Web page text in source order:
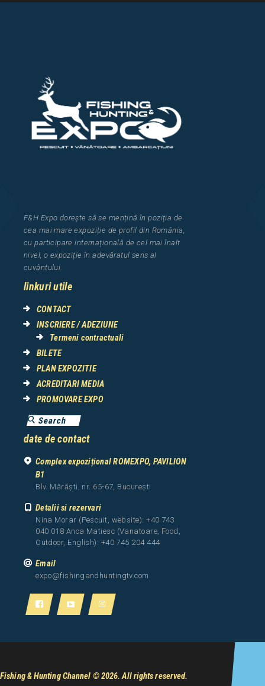
F&H Expo dorește să se mențină în poziția de
cea mai mare expoziție de profil din România
cu participare internațională de cel maiînalt
nivel, o expoziție în adevăratul sens al
cuvântului.
linkuri utile
CONTACT
INSCRIERE / ADEZIUNE
Termeni contractuali
BILETE
PLAN EXPOZITIE
ACREDITARI MEDIA
PROMOVARE EXPO
date de contact
Complex expozițional ROMEXPO, PAVILION
B1
Blv. Mărăști, nr. 65-67, București
Detalii si rezervari
Nina Morar (Pescuit, website): +40 743
040 018 Anca Matiesc (Vanatoare, Food,
Outdoor, English): +40 745 204 444
Email
expo@fishingandhuntingtv.com
Fishing & Hunting Channel © 2026. All rights reserved.